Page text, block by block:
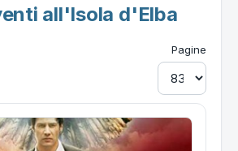
all'Isola d'Elba
Pagine